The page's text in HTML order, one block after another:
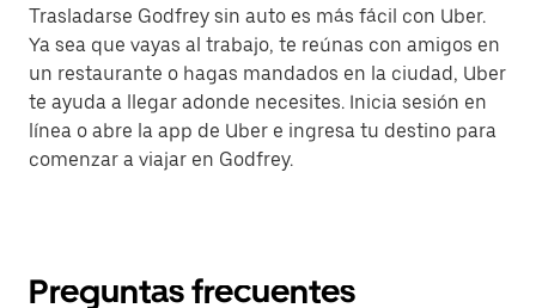
Trasladarse Godfrey sin auto es más fácil con Uber.
Ya sea que vayas al trabajo, te reúnas con amigos en
un restaurante o hagas mandados en la ciudad, Uber
te ayuda a llegar adonde necesites. Inicia sesión en
línea o abre la app de Uber e ingresa tu destino para
comenzar a viajar en Godfrey.
Preguntas frecuentes